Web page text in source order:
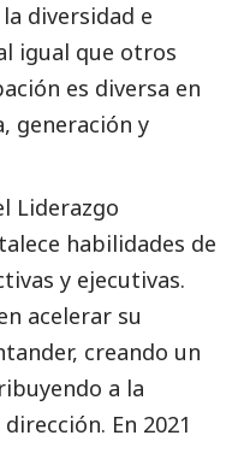
diversidad e
igual que otros
es diversa en
generación y
Liderazgo
habilidades de
y ejecutivas.
acelerar su
creando un
a la
En 2021